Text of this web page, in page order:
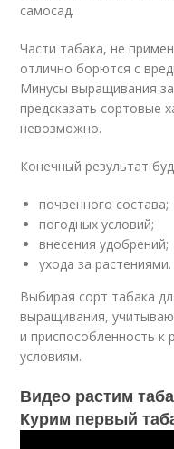
самосад.
Части табака, не
отлично борются с
Минусы выращивания
предсказать сортовые
невозможно.
Конечный результат
почвенного состава;
погодных условий;
внесения удобрений;
ухода за растениями.
Выбирая сорт табака
выращивания,
и приспособленность к
условиям.
Видео растим
Курим первый